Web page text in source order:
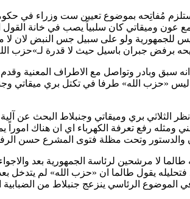
بينه وبين العهد. لم يستلزم مُفاتِحه بموضوع
عون وميقاتي كان سلبياً يصب في خانة
للجمهورية ولو على سبيل جس النبض لان
برفض جبران باسيل حيث لا قدرة لـ»حزب
سبق وبادر وتواصل مع الاطراف المعنية
«حزب الله» طرفا في تكتل بري ميقاتي
الثلاثي بري وميقاتي وجنبلاط البحث عن
ومثله رفع تعرفة الكهرباء اي ان هناك
مظلة فتوى المشرع حسن الرفاعي والمادتين 62
مرشحين لرئاسة الجمهورية بعد والاجواء
فتحليله يقول طالما ان «حزب الله» لم
الرئاسي ينزعج جنبلاط من